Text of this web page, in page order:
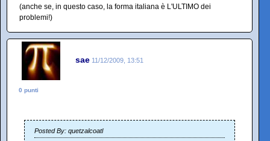
(anche se, in questo caso, la forma italiana è L'ULTIMO dei
problemi!)
sae 11/12/2009, 13:51
0 punti
Posted By: quetzalcoatl